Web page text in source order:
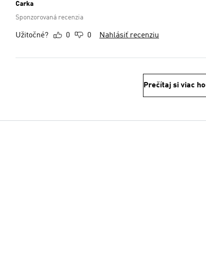
Carka
Sponzorovaná recenzia
Užitočné? 0 0 Nahlásiť recenziu
Prečítaj si viac